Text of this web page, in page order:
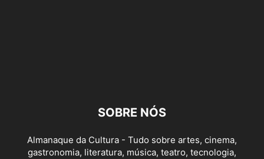
SOBRE NÓS
Almanaque da Cultura - Tudo sobre artes, cinema,
gastronomia, literatura, música, teatro, tecnologia,